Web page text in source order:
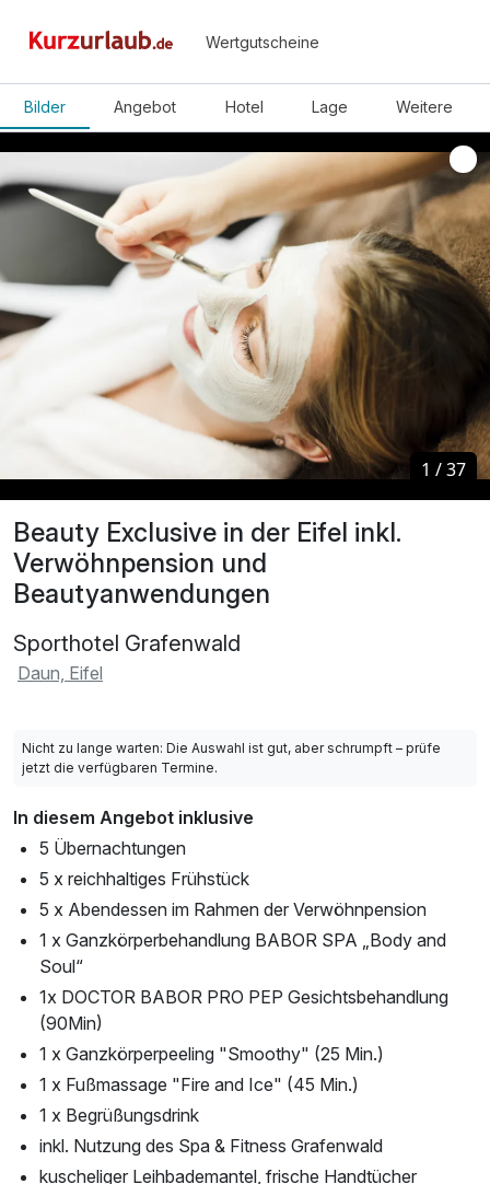
Wertgutscheine
Bilder Angebot Hotel Lage Weitere
Beauty Exclusive in der Eifel inkl.
Verwöhnpension und
Beautyanwendungen
Sporthotel Grafenwald
Daun, Eifel
1 /37
1 /37
Nicht zu lange warten: Die Auswahl ist gut, aber schrumpft – prüfe
jetzt die verfügbaren Termine.
In diesem Angebot inklusive
5 Übernachtungen
5 x reichhaltiges Frühstück
5 x Abendessen im Rahmen der Verwöhnpension
1 x Ganzkörperbehandlung BABOR SPA „Body and
Soul“
1x DOCTOR BABOR PRO PEP Gesichtsbehandlung
(90Min)
1 x Ganzkörperpeeling "Smoothy" (25 Min.)
1 x Fußmassage "Fire and Ice" (45 Min.)
1 x Begrüßungsdrink
inkl. Nutzung des Spa & Fitness Grafenwald
kuscheliger Leihbademantel, frische Handtücher